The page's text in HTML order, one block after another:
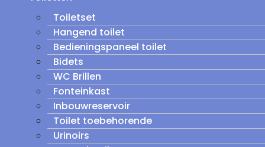
Toiletset
Hangend toilet
Bedieningspaneel toilet
Bidets
WC Brillen
Fonteinkast
Inbouwreservoir
Toilet toebehorende
Urinoirs